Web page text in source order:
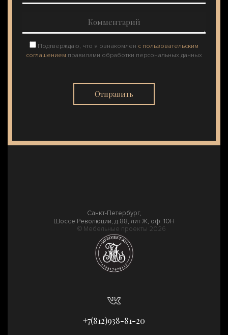
Подтверждаю, что я ознакомлен с пользовательским
соглашением правилами обработки персональных данных
Отправить
Санкт-Петербург,
Шоссе Революции, д.88, лит Ж, оф. 10Н
© Мебельные проекты 2026
+7(812)938-81-20